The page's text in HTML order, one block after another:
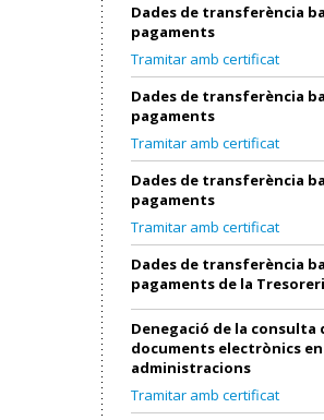
Dades de transferència
pagaments
Tramitar amb certificat
Dades de transferència
pagaments
Tramitar amb certificat
Dades de transferència
pagaments
Tramitar amb certificat
Dades de transferència
pagaments de la
Denegació de la consulta
documents electrònics
administracions
Tramitar amb certificat